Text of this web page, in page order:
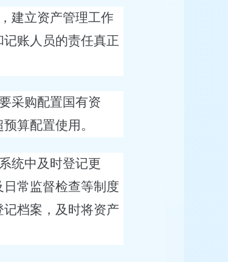
建立资产管理工作
账人员的责任真正
采购配置国有资
算配置使用。
统中及时登记更
常监督检查等制度
档案，及时将资产